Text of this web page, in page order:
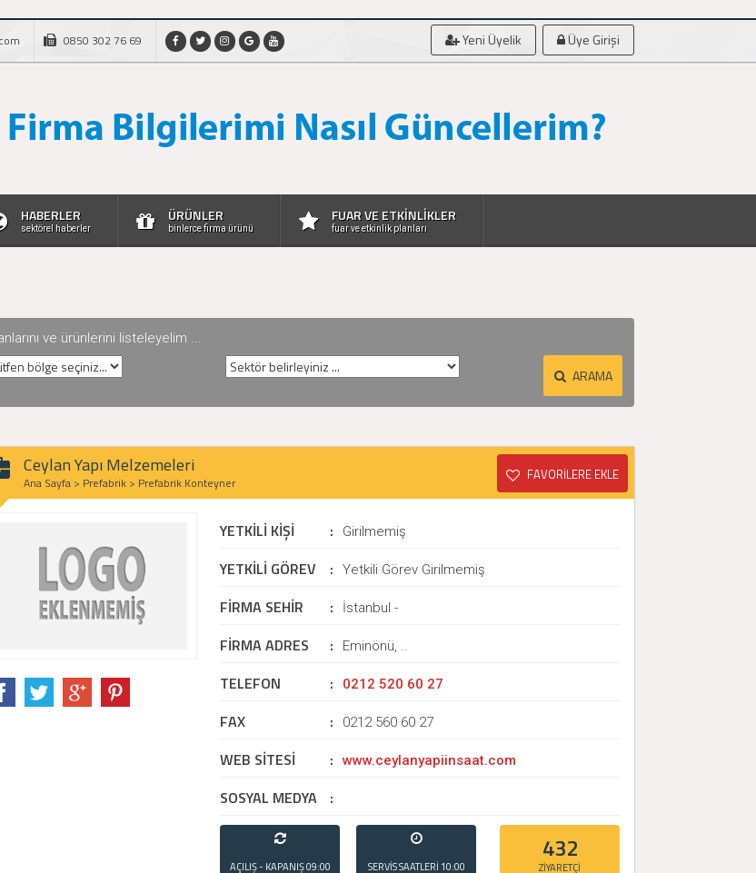
0850 302 76 69 Yeni Üyelik Üye Girişi
HABERLER
sektörel haberler
ÜRÜNLER
binlerce firma ürünü
FUAR VE ETKİNLİKLER
fuar ve etkinlik planları
ve ürünlerini listeleyelim ...
ARAMA
Ceylan Yapı Melzemeleri
Ana Sayfa > Prefabrik> Prefabrik Konteyner FAVORİLERE EKLE
YETKİLİ KİŞİ : Girilmemiş
YETKİLİ GÖREV : Yetkili Görev Girilmemiş
FİRMA SEHİR : İstanbul -
FİRMA ADRES : Eminönü, ..
TELEFON : 0212 520 60 27
FAX : 0212 560 60 27
WEB SİTESİ : www.ceylanyapiinsaat.com
SOSYAL MEDYA :
AÇILIŞ - KAPANIŞ09:00
SERVİS SAATLERİ 10:00
432
ZİYARETÇİ